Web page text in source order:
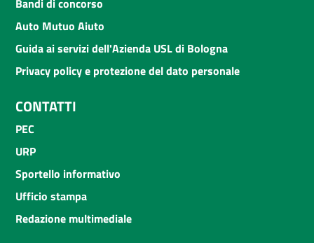
Bandi di concorso
Auto Mutuo Aiuto
Guida ai servizi dell'Azienda USL di Bologna
Privacy policy e protezione del dato personale
CONTATTI
PEC
URP
Sportello informativo
Ufficio stampa
Redazione multimediale